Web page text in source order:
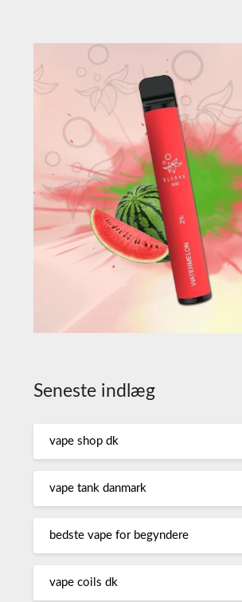
Seneste indlæg
vape shop dk
vape tank danmark
bedste vape for begyndere
vape coils dk